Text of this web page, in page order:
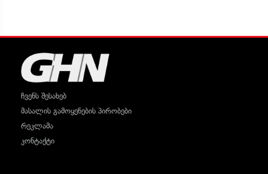
ჩვენს შესახებ
მასალის გამოყენების პირობები
რეკლამა
კონტაქტი